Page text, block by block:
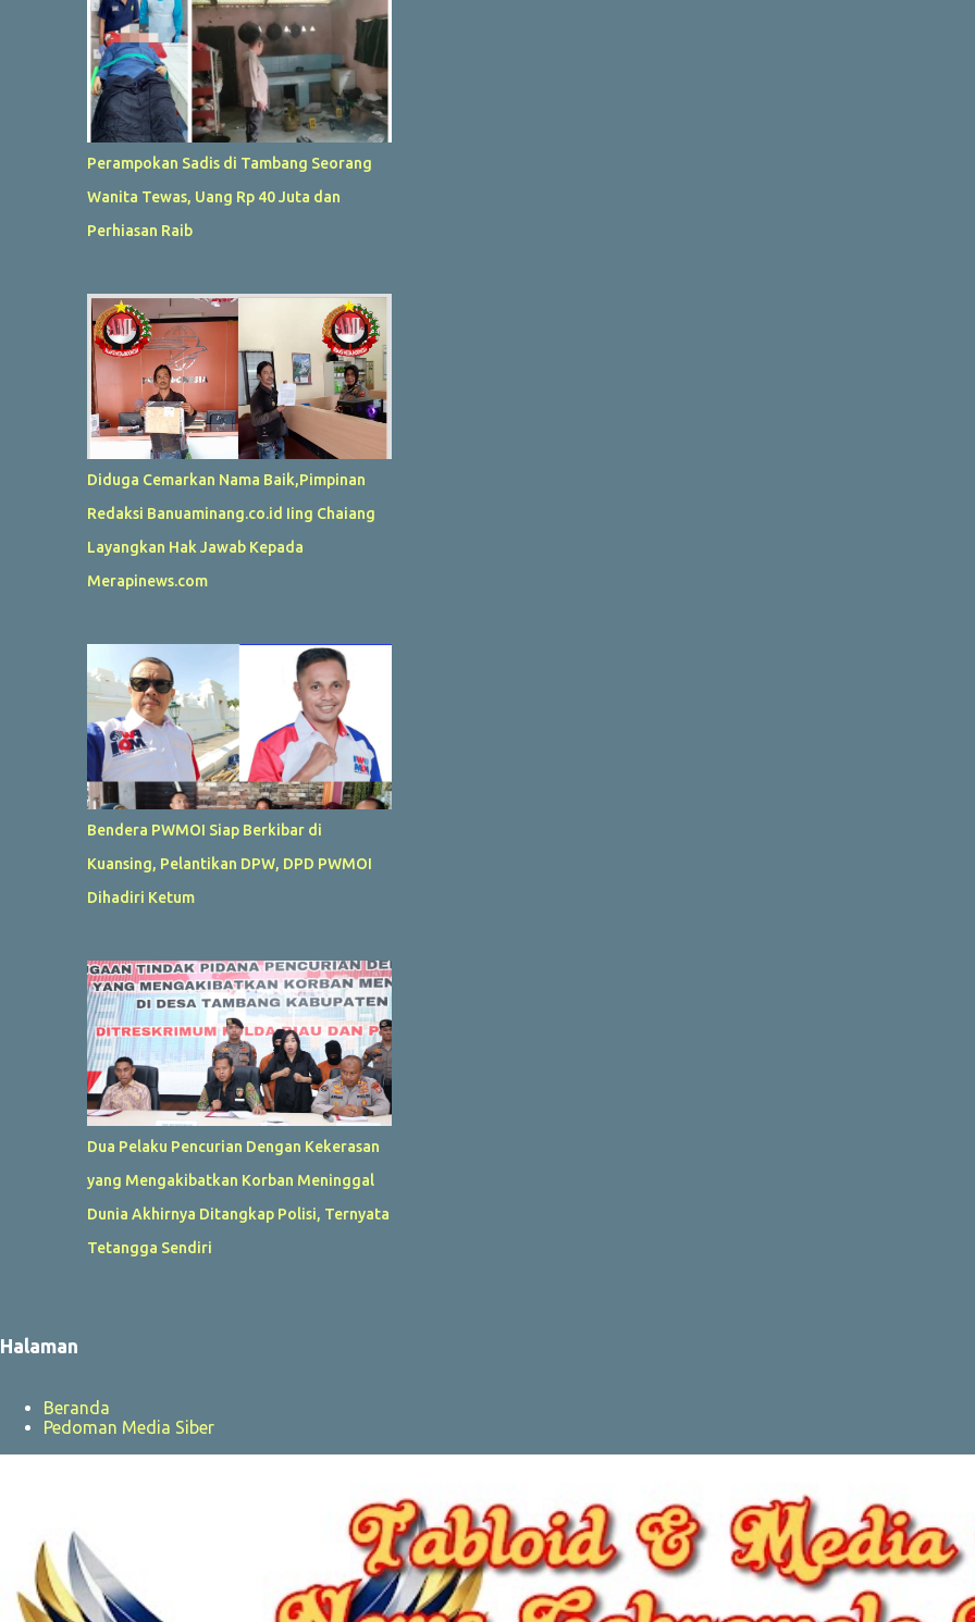
Perampokan Sadis di Tambang Seorang
Wanita Tewas, Uang Rp 40 Juta dan
Perhiasan Raib
Diduga Cemarkan Nama Baik,Pimpinan
Redaksi Banuaminang.co.id Iing Chaiang
Layangkan Hak Jawab Kepada
Merapinews.com
Bendera PWMOI Siap Berkibar di
Kuansing, Pelantikan DPW, DPD PWMOI
Dihadiri Ketum
Dua Pelaku Pencurian Dengan Kekerasan
yang Mengakibatkan Korban Meninggal
Dunia Akhirnya Ditangkap Polisi, Ternyata
Tetangga Sendiri
Halaman
Beranda
Pedoman Media Siber